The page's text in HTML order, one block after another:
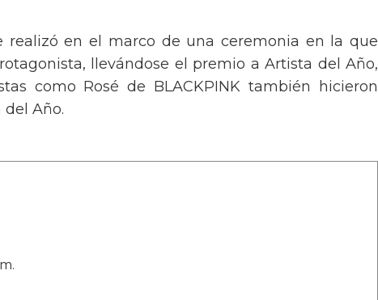
realizó en el marco de una ceremonia en la que
llevándose el premio a Artista del Año,
como Rosé de BLACKPINK también hicieron
Año.